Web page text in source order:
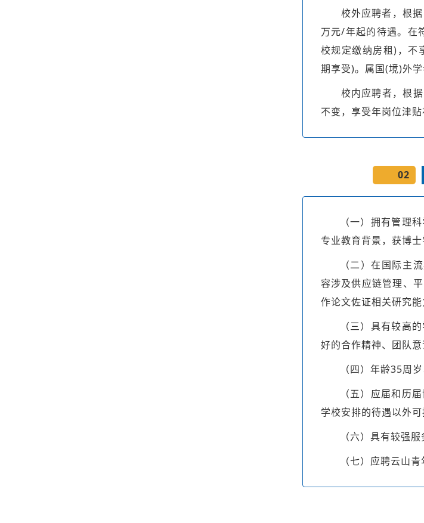
校外应聘者，根
万元/年起的待遇。在
校规定缴纳房租)，不
期享受)。属国(境)外
校内应聘者，根
不变，享受年岗位津
02
（一）拥有管理
专业教育背景，获博士
（二）在国际主
容涉及供应链管理、
作论文佐证相关研究能
（三）具有较高
好的合作精神、团队意
（四）年龄35周
（五）应届和历
学校安排的待遇以外可
（六）具有较强
（七）应聘云山